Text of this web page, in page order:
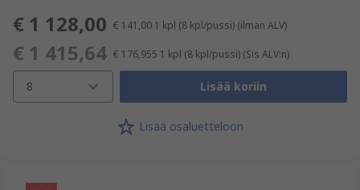
€ 1 128,00 € 141,00 1 kpl (8 kpl/pussi) (ilman ALV)
€ 1 415,64 € 176,955 1 kpl (8 kpl/pussi) (Sis ALV:n)
8 Lisää koriin
Lisää osaluetteloon